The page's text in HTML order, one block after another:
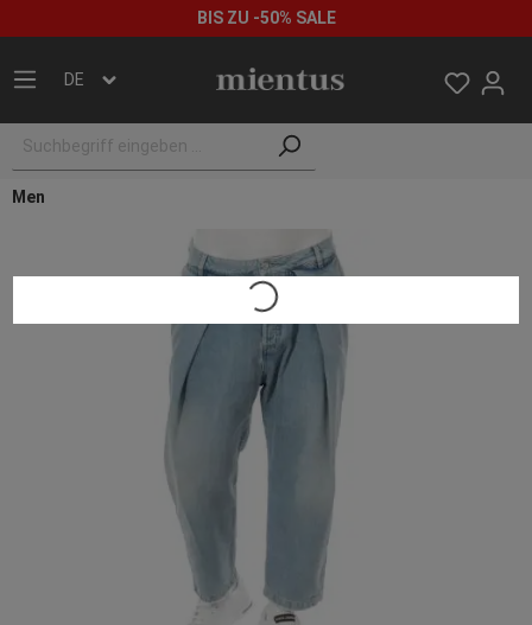
BIS ZU -50% SALE
DE
Men
Loading...